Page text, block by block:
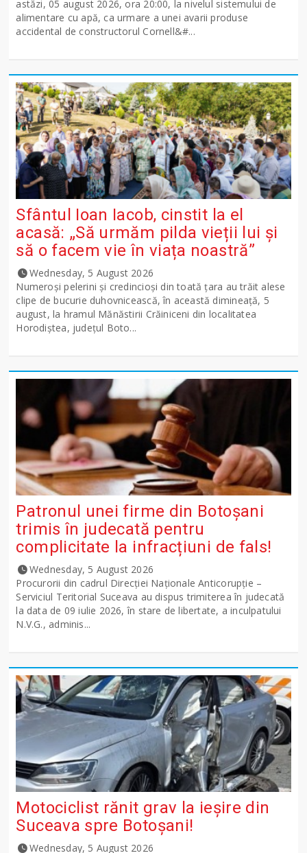
astăzi, 05 august 2026, ora 20:00, la nivelul sistemului de
alimentare cu apă, ca urmare a unei avarii produse
accidental de constructorul Cornell&#...
Sfântul Ioan Iacob, cinstit la el
acasă: „Să urmăm pilda vieții lui și
să o facem vie în viața noastră”
Wednesday, 5 August 2026
Numeroși pelerini și credincioși din toată țara au trăit alese
clipe de bucurie duhovnicească, în această dimineață, 5
august, la hramul Mănăstirii Crăiniceni din localitatea
Horodiștea, județul Boto...
Patronul unei firme din Botoșani
trimis în judecată pentru
complicitate la infracțiuni de fals!
Wednesday, 5 August 2026
Procurorii din cadrul Direcției Naționale Anticorupție –
Serviciul Teritorial Suceava au dispus trimiterea în judecată
la data de 09 iulie 2026, în stare de libertate, a inculpatului
N.V.G., adminis...
Motociclist rănit grav la ieșire din
Suceava spre Botoșani!
Wednesday, 5 August 2026